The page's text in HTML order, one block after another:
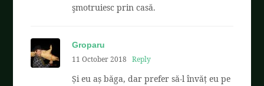
şmotruiesc prin casă.
Groparu
11 October 2018
Reply
Și eu aș băga, dar prefer să-l învăț eu pe